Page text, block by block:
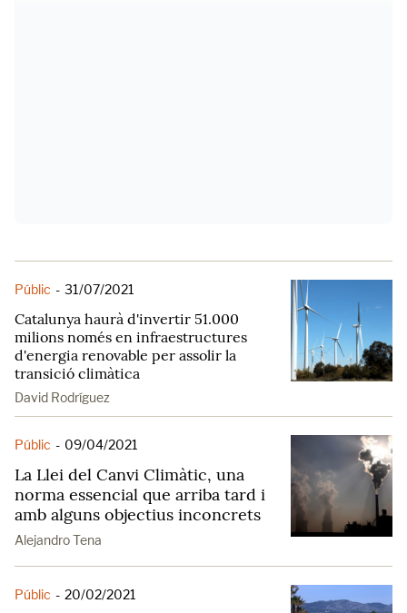
Públic - 31/07/2021
Catalunya haurà d'invertir 51.000
milions només en infraestructures
d'energia renovable per assolir la
transició climàtica
David Rodríguez
Públic - 09/04/2021
La Llei del Canvi Climàtic, una
norma essencial que arriba tard i
amb alguns objectius inconcrets
Alejandro Tena
Públic - 20/02/2021